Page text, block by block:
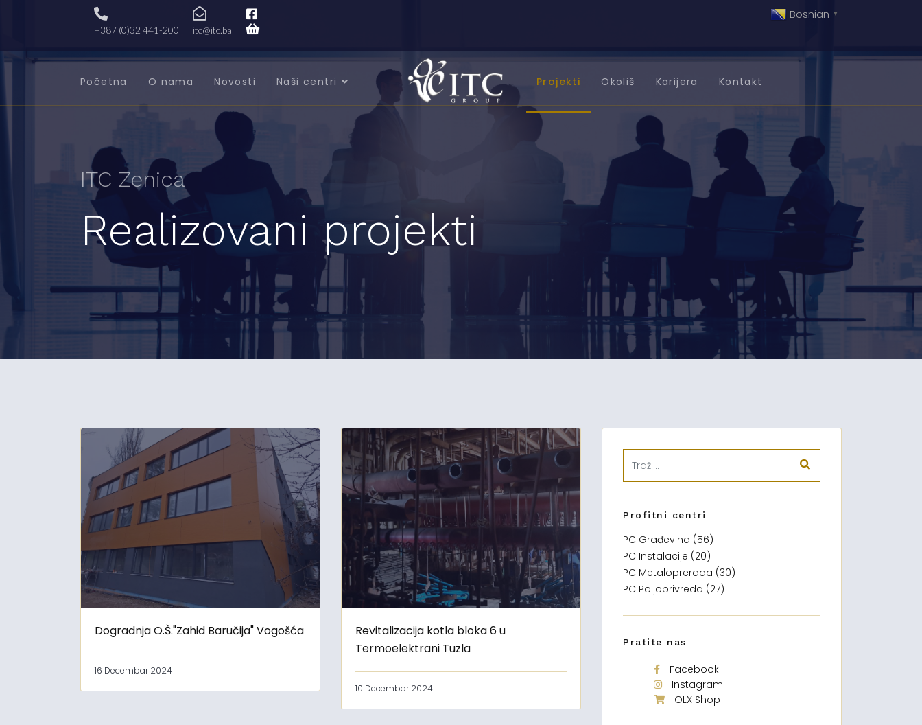
+387 (0)32 441-200 itc@itc.ba
Bosnian ▼
Početna O nama Novosti Naši centri Projekti Okoliš Karijera Kontakt
ITC Zenica
Realizovani projekti
Dogradnja O.Š."Zahid Baručija" Vogošća
16 Decembar 2024
Revitalizacija kotla bloka 6 u
Termoelektrani Tuzla
10 Decembar 2024
Profitni centri
PC Građevina (56)
PC Instalacije (20)
PC Metaloprerada (30)
PC Poljoprivreda (27)
Pratite nas
Facebook
Instagram
OLX Shop